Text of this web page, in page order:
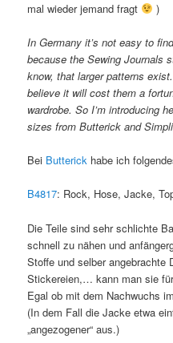
mal wieder jemand fragt
)
In Germany it’s not easy to
because the Sewing Journals
know, that larger patterns
believe it will cost them a
wardrobe. So I’m introducing
sizes from Butterick and
Bei Butterick habe ich
B4817: Rock, Hose, Jacke,
Die Teile sind sehr schlichte
schnell zu nähen und
Stoffe und selber angebrachte
Stickereien,… kann man sie
Egal ob mit dem Nachwuchs
(In dem Fall die Jacke etwa
„angezogener“ aus.)